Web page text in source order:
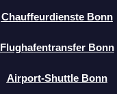
Chauffeurdienste Bonn
Flughafentransfer Bonn
Airport-Shuttle Bonn